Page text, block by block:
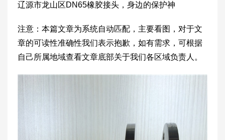
辽源市龙山区DN65橡胶接头，身边的保护神
注意：本篇文章为系统自动匹配，主要看图，对于文
章的可读性准确性我们表示抱歉，如有需求，可根据
自己所属地域查看文章底部关于我们各区域负责人。